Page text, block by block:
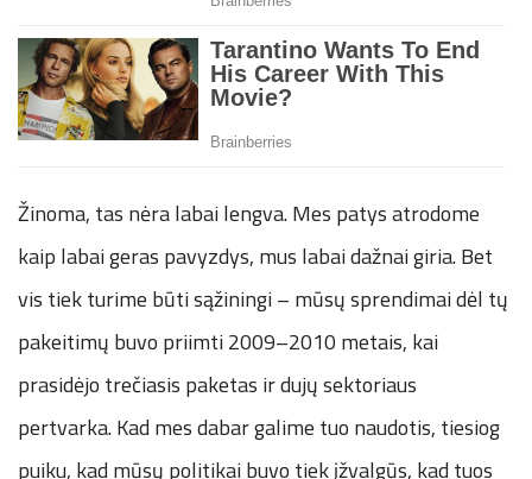
Žinoma, tas nėra labai lengva. Mes patys atrodome
kaip labai geras pavyzdys, mus labai dažnai giria. Bet
vis tiek turime būti sąžiningi – mūsų sprendimai dėl tų
pakeitimų buvo priimti 2009–2010 metais, kai
prasidėjo trečiasis paketas ir dujų sektoriaus
pertvarka. Kad mes dabar galime tuo naudotis, tiesiog
puiku, kad mūsų politikai buvo tiek įžvalgūs, kad tuos